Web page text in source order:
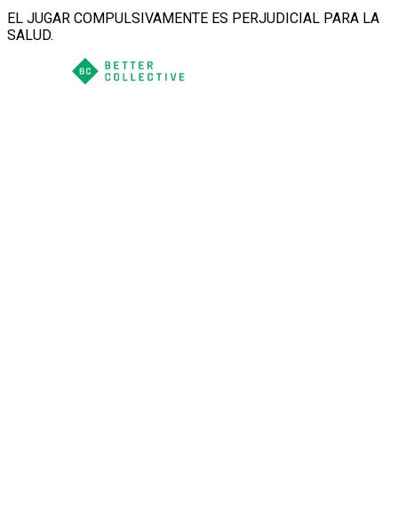
EL JUGAR COMPULSIVAMENTE ES PERJUDICIAL PARA LA
SALUD.